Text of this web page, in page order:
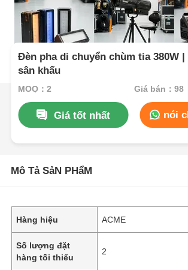
Đèn pha di chuyển chùm tia 380W |
sân khấu
MOQ：2 Giá bán：98
Giá tốt nhất nói
Mô Tả SảN PHẩM
Hàng hiệu ACME
Số lượng đặt
hàng tối thiểu
2